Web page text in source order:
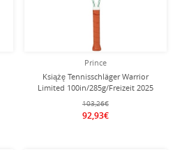
Prince
Książę Tennisschläger Warrior
Limited 100in/285g/Freizeit 2025
103,26€
92,93€